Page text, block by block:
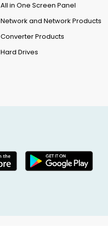
All in One Screen Panel
Network and Network Products
Converter Products
Hard Drives